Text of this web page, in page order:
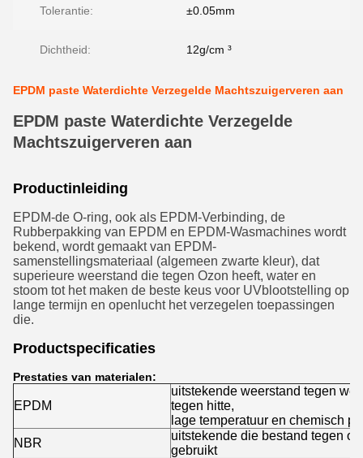
Tolerantie: ±0.05mm
Dichtheid: 12g/cm ³
EPDM paste Waterdichte Verzegelde Machtszuigerveren aan
EPDM paste Waterdichte Verzegelde
Machtszuigerveren aan
Productinleiding
EPDM-de O-ring, ook als EPDM-Verbinding, de
Rubberpakking van EPDM en EPDM-Wasmachines wordt
bekend, wordt gemaakt van EPDM-
samenstellingsmateriaal (algemeen zwarte kleur), dat
superieure weerstand die tegen Ozon heeft, water en
stoom tot het maken de beste keus voor UVblootstelling op
lange termijn en openlucht het verzegelen toepassingen
die.
Productspecificaties
Prestaties van materialen:
EPDM
uitstekende weerstand tegen
tegen hitte,
lage temperatuur en chemisch
NBR
uitstekende die bestand tegen
gebruikt